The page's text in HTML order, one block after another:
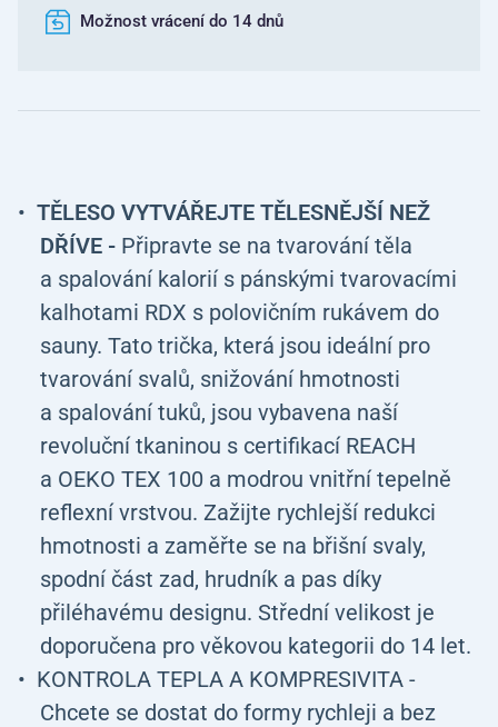
Možnost vrácení do 14 dnů
TĚLESO VYTVÁŘEJTE TĚLESNĚJŠÍ NEŽ
DŘÍVE - Připravte se na tvarování těla
a spalování kalorií s pánskými tvarovacími
kalhotami RDX s polovičním rukávem do
sauny. Tato trička, která jsou ideální pro
tvarování svalů, snižování hmotnosti
a spalování tuků, jsou vybavena naší
revoluční tkaninou s certifikací REACH
a OEKO TEX 100 a modrou vnitřní tepelně
reflexní vrstvou. Zažijte rychlejší redukci
hmotnosti a zaměřte se na břišní svaly,
spodní část zad, hrudník a pas díky
přiléhavému designu. Střední velikost je
doporučena pro věkovou kategorii do 14 let.
KONTROLA TEPLA A KOMPRESIVITA -
Chcete se dostat do formy rychleji a bez